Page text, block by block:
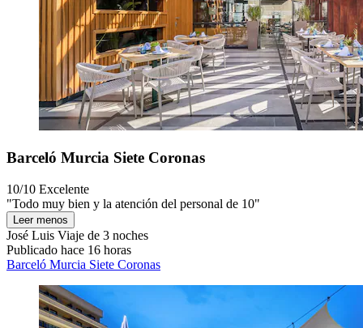
Barceló Murcia Siete Coronas
10/10 Excelente
"Todo muy bien y la atención del personal de 10"
Leer menos
José Luis Viaje de 3 noches
Publicado hace 16 horas
Barceló Murcia Siete Coronas